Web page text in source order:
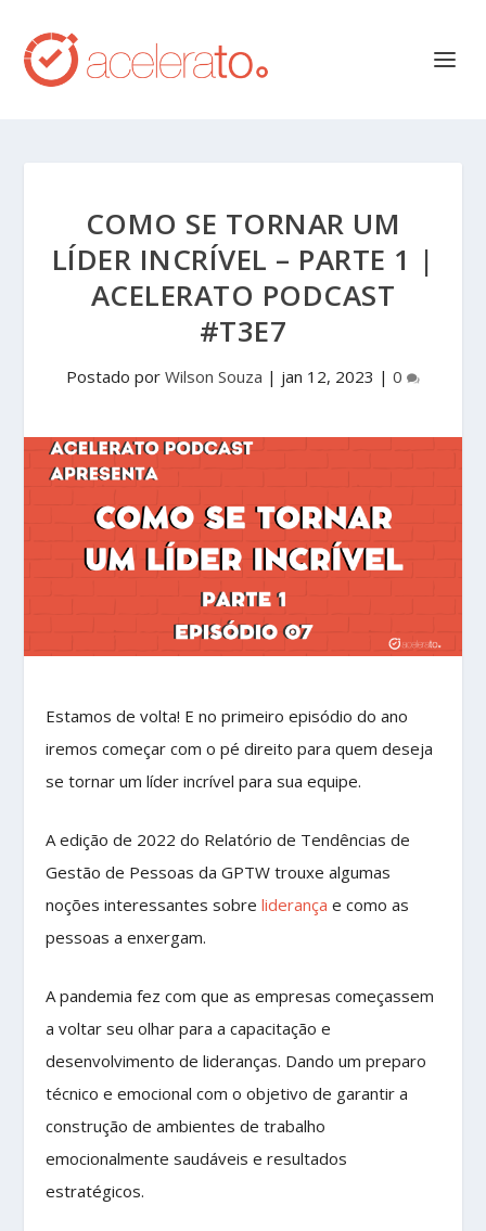
COMO SE TORNAR UM
LÍDER INCRÍVEL – PARTE 1 |
ACELERATO PODCAST
#T3E7
Postado por Wilson Souza | jan 12, 2023 | 0
Estamos de volta! E no primeiro episódio do ano
iremos começar com o pé direito para quem deseja
se tornar um líder incrível para sua equipe.
A edição de 2022 do Relatório de Tendências de
Gestão de Pessoas da GPTW trouxe algumas
noções interessantes sobreliderançae como as
pessoas a enxergam.
A pandemia fez com que as empresas começassem
a voltar seu olhar para a capacitação e
desenvolvimento de lideranças. Dando um preparo
técnico e emocional com o objetivo de garantir a
construção de ambientes de trabalho
emocionalmente saudáveis e resultados
estratégicos.